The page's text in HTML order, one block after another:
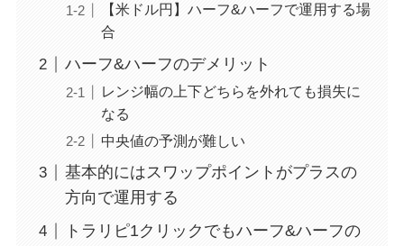
【米ドル円】ハーフ&ハーフで運用する場
合
ハーフ&ハーフのデメリット
レンジ幅の上下どちらを外れても損失に
なる
中央値の予測が難しい
基本的にはスワップポイントがプラスの
方向で運用する
トラリピ1クリックでもハーフ&ハーフの